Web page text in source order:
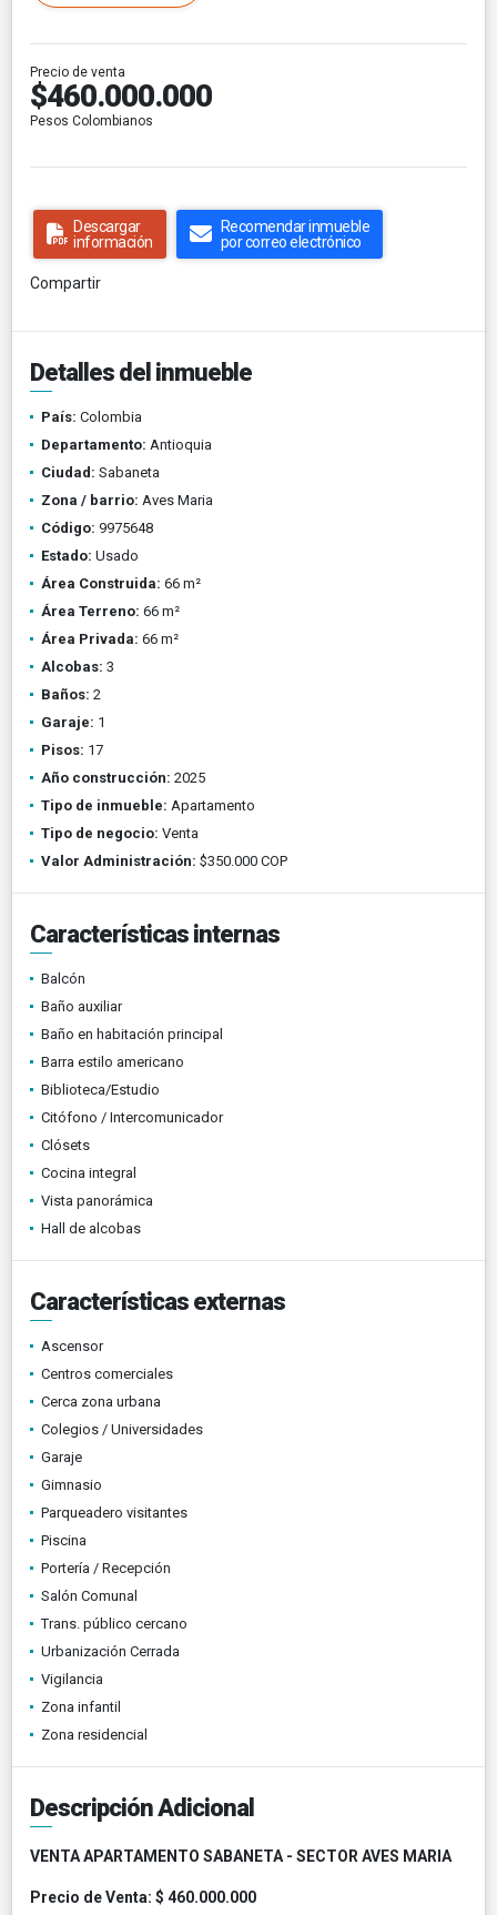
Precio de venta
$460.000.000
Pesos Colombianos
Descargar
información
Recomendar inmueble
por correo electrónico
Compartir
Detalles del inmueble
País: Colombia
Departamento: Antioquia
Ciudad: Sabaneta
Zona / barrio: Aves Maria
Código: 9975648
Estado: Usado
Área Construida: 66 m²
Área Terreno: 66 m²
Área Privada: 66 m²
Alcobas: 3
Baños: 2
Garaje: 1
Pisos: 17
Año construcción: 2025
Tipo de inmueble: Apartamento
Tipo de negocio: Venta
Valor Administración: $350.000 COP
Características internas
Balcón
Baño auxiliar
Baño en habitación principal
Barra estilo americano
Biblioteca/Estudio
Citófono / Intercomunicador
Clósets
Cocina integral
Vista panorámica
Hall de alcobas
Características externas
Ascensor
Centros comerciales
Cerca zona urbana
Colegios / Universidades
Garaje
Gimnasio
Parqueadero visitantes
Piscina
Portería / Recepción
Salón Comunal
Trans. público cercano
Urbanización Cerrada
Vigilancia
Zona infantil
Zona residencial
Descripción Adicional
VENTA APARTAMENTO SABANETA - SECTOR AVES MARIA
Precio de Venta: $ 460.000.000